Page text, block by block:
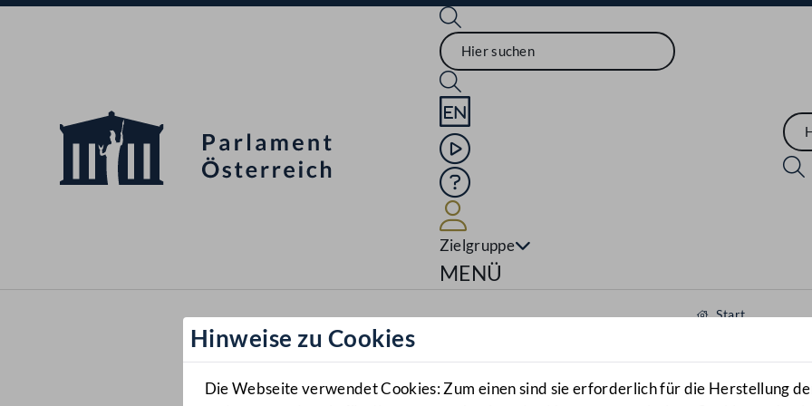
Sprache English
Mediathek
Hilfe
Zielgruppe
Navigationsmenü öffnen
MENÜ
Hinweise zu Cookies
Die Webseite verwendet Cookies: Zum einen sind sie erforderlich für die Herstellung
Start